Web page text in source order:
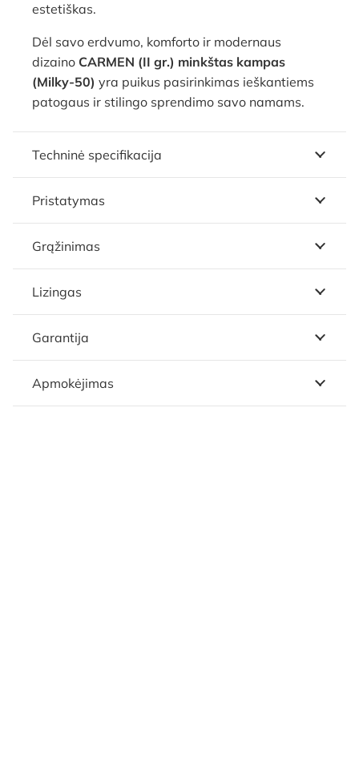
estetiškas.
Dėl savo erdvumo, komforto ir modernaus
dizaino CARMEN (II gr.) minkštas kampas
(Milky-50) yra puikus pasirinkimas ieškantiems
patogaus ir stilingo sprendimo savo namams.
Techninė specifikacija
Pristatymas
Grąžinimas
Lizingas
Garantija
Apmokėjimas